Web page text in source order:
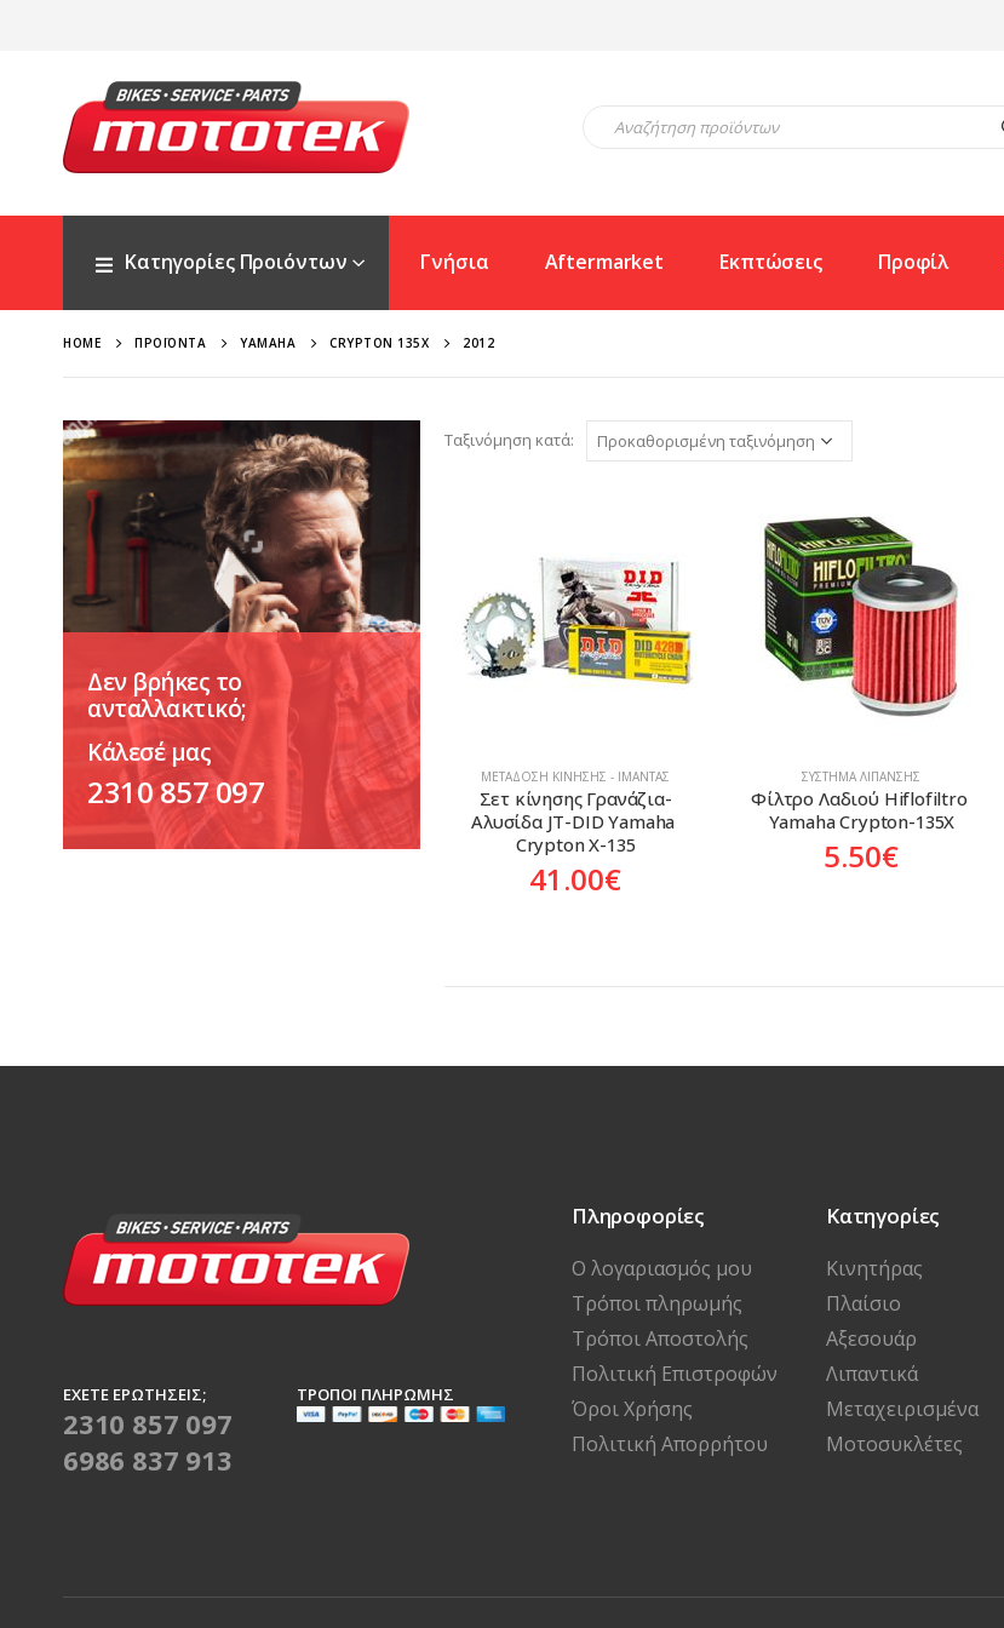
Κατηγορίες Προιόντων Γνήσια Aftermarket Εκπτώσεις Προφίλ
HOME ΠΡΟΪΌΝΤΑ YAMAHA CRYPTON 135X 2012
Ταξινόμηση κατά:
ΜΕΤΆΔΟΣΗ ΚΊΝΗΣΗΣ - ΙΜΆΝΤΑΣ
Σετ κίνησης Γρανάζια-
Αλυσίδα JT-DID Yamaha
Crypton X-135
41.00€
ΣΎΣΤΗΜΑ ΛΊΠΑΝΣΗΣ
Φίλτρο Λαδιού Hiflofiltro
Yamaha Crypton-135X
5.50€
Δεν βρήκες το
ανταλλακτικό;
Κάλεσέ μας
2310 857 097
ΈΧΕΤΕ ΕΡΩΤΉΣΕΙΣ;
2310 857 097
6986 837 913
ΤΡΌΠΟΙ ΠΛΗΡΩΜΉΣ
Πληροφορίες
Ο λογαριασμός μου
Τρόποι πληρωμής
Τρόποι Αποστολής
Πολιτική Επιστροφών
Όροι Χρήσης
Πολιτική Απορρήτου
Κατηγορίες
Κινητήρας
Πλαίσιο
Αξεσουάρ
Λιπαντικά
Μεταχειρισμένα
Μοτοσυκλέτες